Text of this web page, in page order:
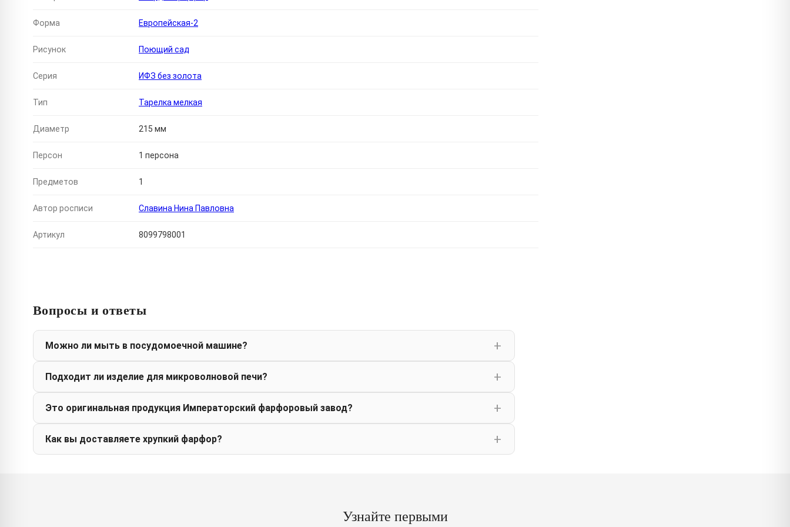
Форма Европейская-2
Рисунок Поющий сад
Серия ИФЗ без золота
Тип Тарелка мелкая
Диаметр 215 мм
Персон 1 персона
Предметов 1
Автор росписи Славина Нина Павловна
Артикул 8099798001
Вопросы и ответы
Можно ли мыть в посудомоечной машине?
Подходит ли изделие для микроволновой печи?
Это оригинальная продукция Императорский фарфоровый завод?
Как вы доставляете хрупкий фарфор?
Узнайте первыми